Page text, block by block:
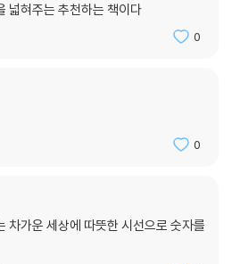
넓혀주는 추천하는 책이다
0
0
차가운 세상에 따뜻한 시선으로 숫자를